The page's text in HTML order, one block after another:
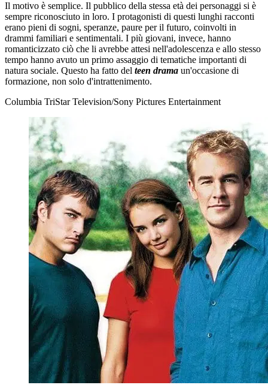
Il motivo è semplice. Il pubblico della stessa età dei personaggi si è
sempre riconosciuto in loro. I protagonisti di questi lunghi racconti
erano pieni di sogni, speranze, paure per il futuro, coinvolti in
drammi familiari e sentimentali. I più giovani, invece, hanno
romanticizzato ciò che li avrebbe attesi nell'adolescenza e allo stesso
tempo hanno avuto un primo assaggio di tematiche importanti di
natura sociale. Questo ha fatto del teen drama un'occasione di
formazione, non solo d'intrattenimento.
Columbia TriStar Television/Sony Pictures Entertainment